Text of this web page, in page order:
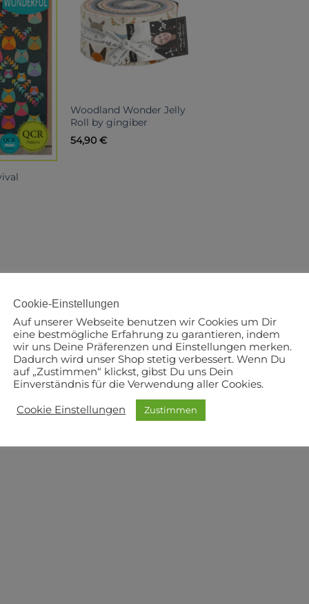
Woodland Wonder Jelly
Roll by gingiber
54,90€
Cookie-Einstellungen
Auf unserer Webseite benutzen wir Cookies um Dir
eine bestmögliche Erfahrung zu garantieren, indem
wir uns Deine Präferenzen und Einstellungen merken.
Dadurch wird unser Shop stetig verbessert. Wenn Du
auf „Zustimmen“ klickst, gibst Du uns Dein
Einverständnis für die Verwendung aller Cookies.
Cookie Einstellungen Zustimmen